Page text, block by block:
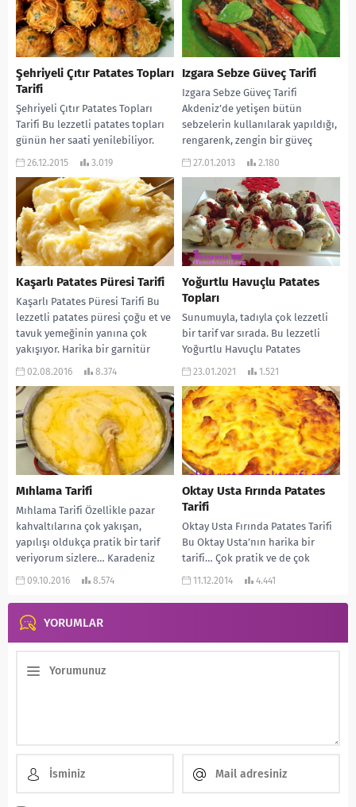
Şehriyeli Çıtır Patates Topları
Tarifi
Şehriyeli Çıtır Patates Topları
Tarifi Bu lezzetli patates topları
günün her saati yenilebiliyor.
Kahvaltıda çok güzel gittiği gibi
26.12.2015 3.019
Izgara Sebze Güveç Tarifi
Izgara Sebze Güveç Tarifi
Akdeniz’de yetişen bütün
sebzelerin kullanılarak yapıldığı,
rengarenk, zengin bir güveç
tarifi… MALZEMELERİ: 2 büyük boy
27.01.2013 2.180
Kaşarlı Patates Püresi Tarifi
Kaşarlı Patates Püresi Tarifi Bu
lezzetli patates püresi çoğu et ve
tavuk yemeğinin yanına çok
yakışıyor. Harika bir garnitür
oluyor....
02.08.2016 8.374
Yoğurtlu Havuçlu Patates
Topları
Sunumuyla, tadıyla çok lezzetli
bir tarif var sırada. Bu lezzetli
Yoğurtlu Havuçlu Patates
Toplarını çay saatlerinde de
23.01.2021 1.521
Mıhlama Tarifi
Mıhlama Tarifi Özellikle pazar
kahvaltılarına çok yakışan,
yapılışı oldukça pratik bir tarif
veriyorum sizlere… Karadeniz
yöresine ait ve çok lezzetli...
09.10.2016 8.574
Oktay Usta Fırında Patates
Tarifi
Oktay Usta Fırında Patates Tarifi
Bu Oktay Usta’nın harika bir
tarifi… Çok pratik ve de çok
lezzetli… Özellikle et
11.12.2014 4.441
YORUMLAR